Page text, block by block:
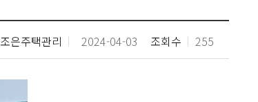
조은주택관리 2024-04-03 조회수 255